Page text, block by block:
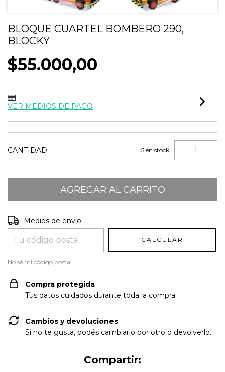
BLOQUE CUARTEL BOMBERO 290,
BLOCKY
$55.000,00
VER MEDIOS DE PAGO
CANTIDAD 5 en stock
Entregas para el CP:
Medios de envío
CALCULAR
No sé mi código postal
Compra protegida
Tus datos cuidados durante toda la compra.
Cambios y devoluciones
Si no te gusta, podés cambiarlo por otro o devolverlo.
Compartir: